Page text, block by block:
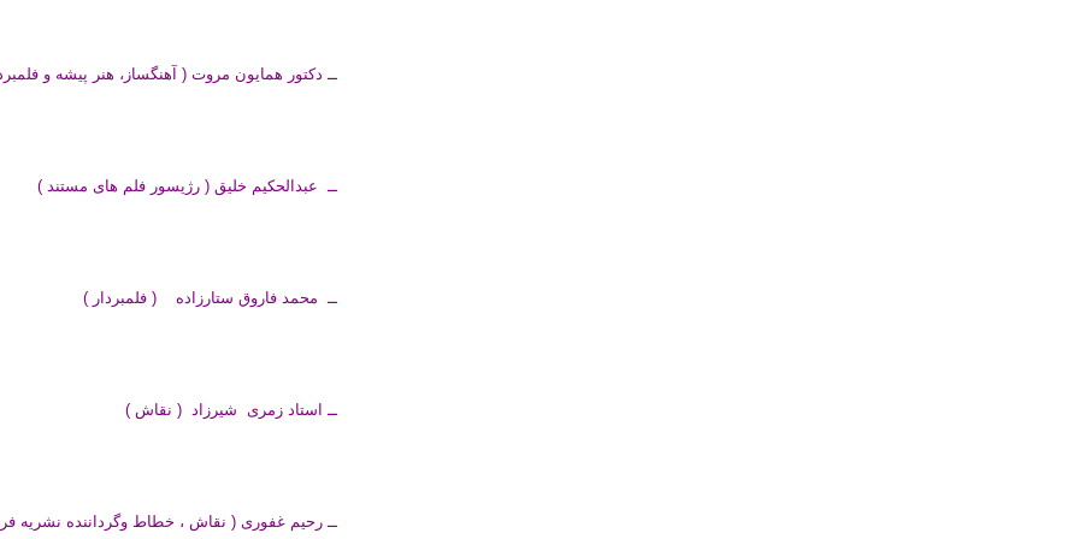
ــ دکتور همایون مروت ( آهنگساز، هنر پیشه و
ــ عبدالحکیم خلیق ( رژیسور فلم های مستند )
ــ محمد فاروق ستارزاده ( فلمبردار )
ــ استاد زمری شیرزاد ( نقاش )
ــ رحیم غفوری ( نقاش ، خطاط وگرداننده نشریه